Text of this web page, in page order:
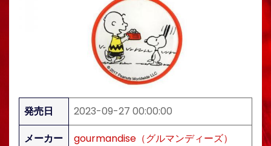
発売日
2023-09-27 00:00:00
メーカー
gourmandise（グルマンディーズ）